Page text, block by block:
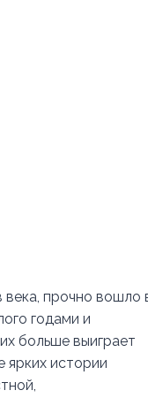
прочно вошло
годами и
больше выиграет
ярких истории